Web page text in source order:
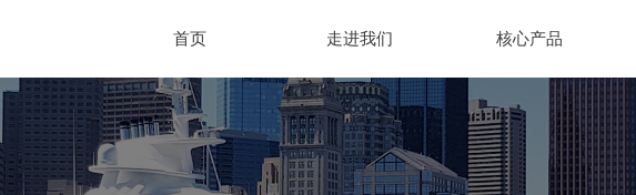
首页 走进我们 核心产品